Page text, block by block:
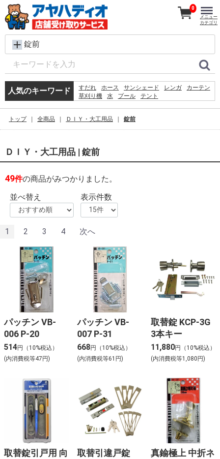
錠前
人気のキーワード すだれ ホース サンシェード レンガ
カーテン
草刈り機
水 プール
テント
クーラーボックス
扇風機
物置
0
メニュー
カテゴリ
トップ 全商品 ＤＩＹ・大工用品 錠前
ＤＩＹ・大工用品 | 錠前
49件の商品がみつかりました。
並べ替え
表示件数
1 2 3 4 次へ
パッチン VB-
006 P-20
514円（10%税込）
(内消費税等47円)
パッチン VB-
007 P-31
668円（10%税込）
(内消費税等61円)
取替錠 KCP-3G
3本キー
11,880円（10%税込）
(内消費税等1,080円)
取替錠引戸用 向
取替引違戸錠
真鍮極上 中折ネ